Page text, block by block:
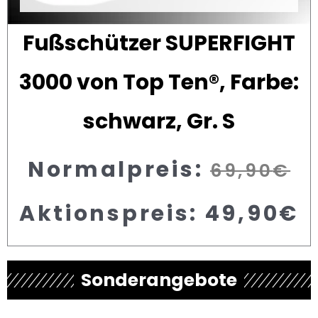
Fußschützer SUPERFIGHT
3000 von Top Ten®, Farbe:
schwarz, Gr. S
Normalpreis: 69,90€
Aktionspreis: 49,90€
Sonderangebote